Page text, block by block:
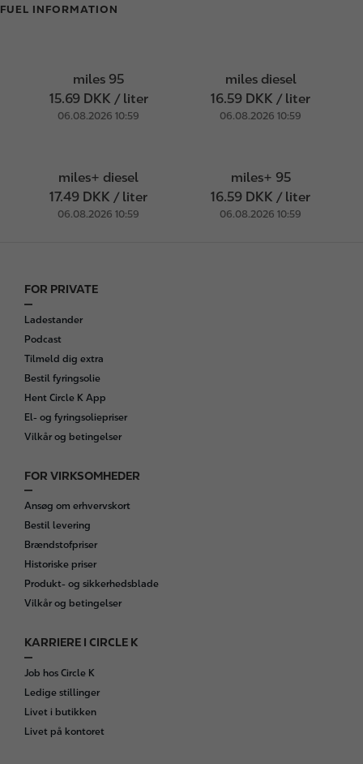
FUEL INFORMATION
miles 95
15.69 DKK / liter
06.08.2026 10:59
miles diesel
16.59 DKK / liter
06.08.2026 10:59
miles+ diesel
17.49 DKK / liter
06.08.2026 10:59
miles+ 95
16.59 DKK / liter
06.08.2026 10:59
F
o
o
t
e
r
FOR PRIVATE
Ladestander
Podcast
Tilmeld dig extra
Bestil fyringsolie
Hent Circle K App
El- og fyringsoliepriser
Vilkår og betingelser
FOR VIRKSOMHEDER
Ansøg om erhvervskort
Bestil levering
Brændstofpriser
Historiske priser
Produkt- og sikkerhedsblade
Vilkår og betingelser
KARRIERE I CIRCLE K
Job hos Circle K
Ledige stillinger
Livet i butikken
Livet på kontoret